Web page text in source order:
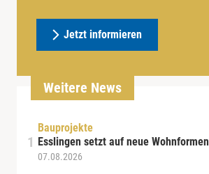
Jetzt informieren
Weitere News
Bauprojekte
Esslingen setzt auf neue Wohnformen
07.08.2026